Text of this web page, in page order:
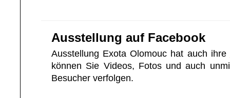
Ausstellung auf Facebook
Ausstellung Exota Olomouc hat auch ihre
können Sie Videos, Fotos und auch
Besucher verfolgen.